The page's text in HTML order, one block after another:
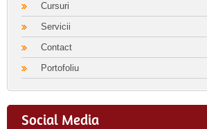
Cursuri
Servicii
Contact
Portofoliu
Social Media